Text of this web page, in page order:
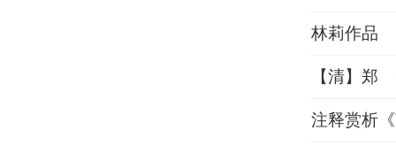
林莉作品
【清】郑
注释赏析